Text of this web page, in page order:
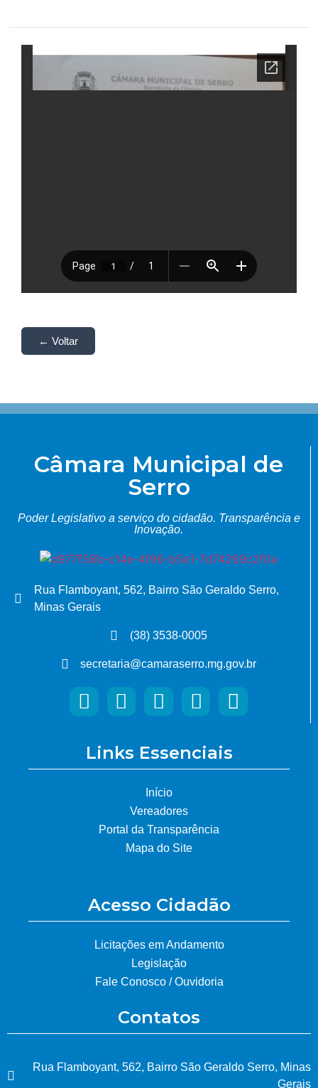
← Voltar
Câmara Municipal de
Serro
Poder Legislativo a serviço do cidadão. Transparência e
Inovação.
Rua Flamboyant, 562, Bairro São Geraldo Serro,
Minas Gerais
(38) 3538-0005
secretaria@camaraserro.mg.gov.br
Links Essenciais
Início
Vereadores
Portal da Transparência
Mapa do Site
Acesso Cidadão
Licitações em Andamento
Legislação
Fale Conosco / Ouvidoria
Contatos
Rua Flamboyant, 562, Bairro São Geraldo Serro, Minas
Gerais